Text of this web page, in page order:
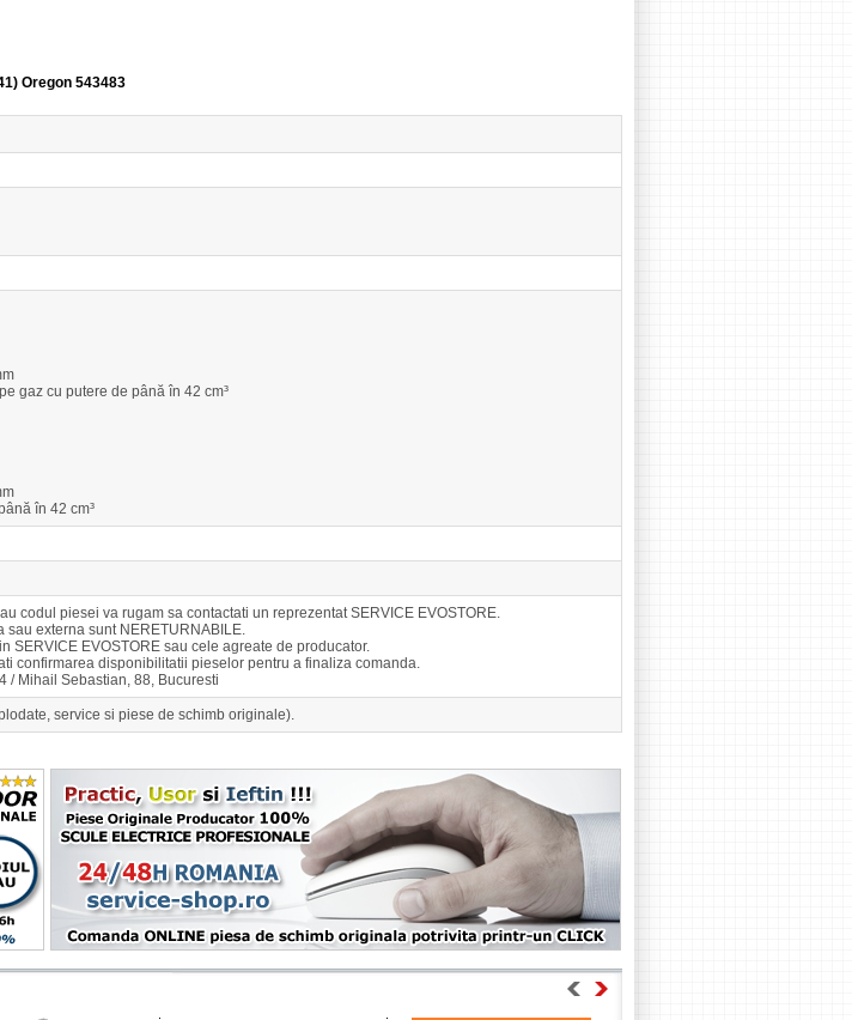
Oregon 543483
gaz cu putere de până în 42 cm³
în 42 cm³
codul piesei va rugam sa contactati un reprezentat SERVICE EVOSTORE.
externa sunt NERETURNABILE.
SERVICE EVOSTORE sau cele agreate de producator.
confirmarea disponibilitatii pieselor pentru a finaliza comanda.
/ Mihail Sebastian, 88, Bucuresti
service si piese de schimb originale).